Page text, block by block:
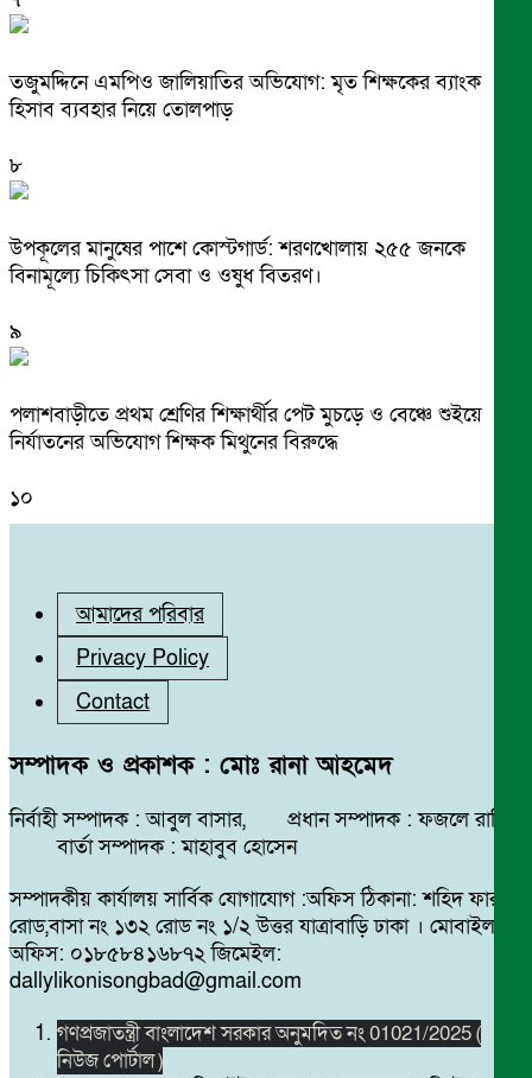
তজুমদ্দিনে এমপিও জালিয়াতির অভিযোগ: মৃত শিক্ষকের ব্যাংক
হিসাব ব্যবহার নিয়ে তোলপাড়
৮
উপকূলের মানুষের পাশে কোস্টগার্ড: শরণখোলায় ২৫৫ জনকে
বিনামূল্যে চিকিৎসা সেবা ও ওষুধ বিতরণ।
৯
পলাশবাড়ীতে প্রথম শ্রেণির শিক্ষার্থীর পেট মুচড়ে ও বেঞ্চে শুইয়ে
নির্যাতনের অভিযোগ শিক্ষক মিথুনের বিরুদ্ধে
১০
আমাদের পরিবার
Privacy Policy
Contact
সম্পাদক ও প্রকাশক : মোঃ রানা আহমেদ
নির্বাহী সম্পাদক : আবুল বাসার, প্রধান সম্পাদক : ফজলে রাব্বি
বার্তা সম্পাদক : মাহাবুব হোসেন
সম্পাদকীয় কার্যালয় সার্বিক যোগাযোগ :অফিস ঠিকানা: শহিদ ফারুক
রোড,বাসা নং ১৩২ রোড নং ১/২ উত্তর যাত্রাবাড়ি ঢাকা । মোবাইল
অফিস: ০১৮৫৮৪১৬৮৭২ জিমেইল:
dallylikonisongbad@gmail.com
গণপ্রজাতন্ত্রী বাংলাদেশ সরকার অনুমদিত নং 01021/2025 (
নিউজ পোর্টাল )